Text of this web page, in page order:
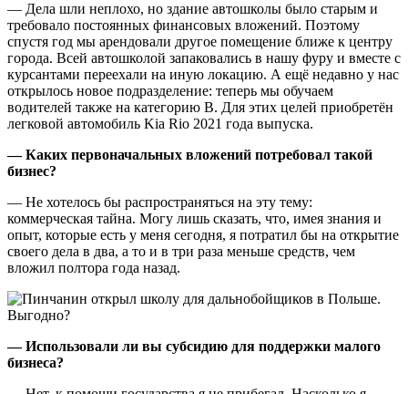
— Дела шли неплохо, но здание автошколы было старым и
требовало постоянных финансовых вложений. Поэтому
спустя год мы арендовали другое помещение ближе к центру
города. Всей автошколой запаковались в нашу фуру и вместе с
курсантами переехали на иную локацию. А ещё недавно у нас
открылось новое подразделение: теперь мы обучаем
водителей также на категорию В. Для этих целей приобретён
легковой автомобиль Kia Rio 2021 года выпуска.
— Каких первоначальных вложений потребовал такой
бизнес?
— Не хотелось бы распространяться на эту тему:
коммерческая тайна. Могу лишь сказать, что, имея знания и
опыт, которые есть у меня сегодня, я потратил бы на открытие
своего дела в два, а то и в три раза меньше средств, чем
вложил полтора года назад.
— Использовали ли вы субсидию для поддержки малого
бизнеса?